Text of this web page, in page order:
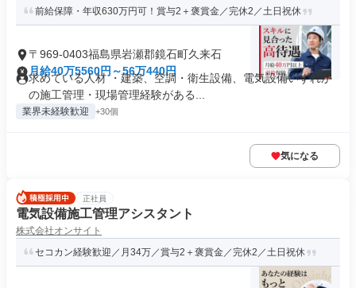
前給保障・年収630万円可！賞与2＋褒賞金／完休2／土日祝休
〒969-0403福島県岩瀬郡鏡石町久来石
月給40万5560円～56万440円
求めている人材 ・建築、空調・衛生設備、電気設備いずれか
の施工管理・現場管理経験がある...
業界未経験歓迎 +30個
気になる
正社員
電気設備施工管理アシスタント
株式会社オンサイト
セコカン経験歓迎／月34万／賞与2＋褒賞金／完休2／土日祝休